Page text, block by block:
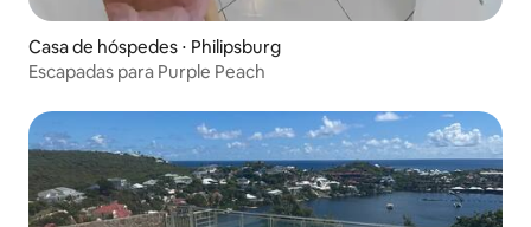
Casa de hóspedes ⋅ Philipsburg
Escapadas para Purple Peach